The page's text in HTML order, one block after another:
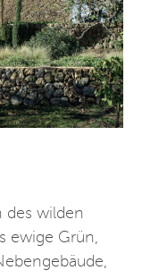
des wilden
ewige Grün,